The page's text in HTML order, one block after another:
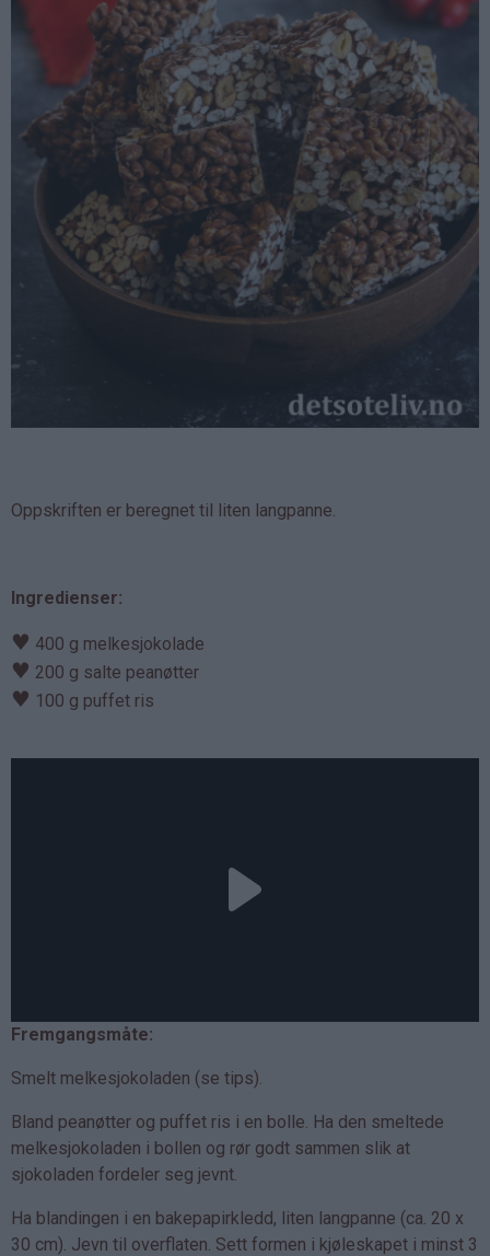
Oppskriften er beregnet til liten langpanne.
Ingredienser:
♥ 400 g melkesjokolade
♥ 200 g salte peanøtter
♥ 100 g puffet ris
Fremgangsmåte:
Smelt melkesjokoladen (se tips).
Bland peanøtter og puffet ris i en bolle. Ha den smeltede
melkesjokoladen i bollen og rør godt sammen slik at
sjokoladen fordeler seg jevnt.
Ha blandingen i en bakepapirkledd, liten langpanne (ca. 20 x
30 cm). Jevn til overflaten. Sett formen i kjøleskapet i minst 3